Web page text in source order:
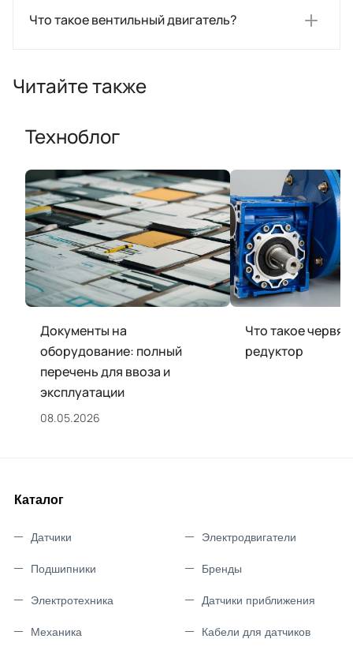
Что такое вентильный двигатель?
Читайте также
Техноблог
Документы на
оборудование: полный
перечень для ввоза и
эксплуатации
08.05.2026
Что такое
редуктор
Каталог
Датчики
Подшипники
Электротехника
Механика
Электродвигатели
Бренды
Датчики приближения
Кабели для датчиков